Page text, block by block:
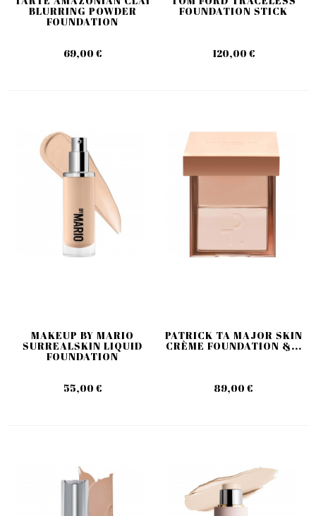
BLURRING POWDER
FOUNDATION
69,00 €
FOUNDATION STICK
120,00 €
MAKEUP BY MARIO
SURREALSKIN LIQUID
FOUNDATION
55,00 €
PATRICK TA MAJOR SKIN
CRÈME FOUNDATION &...
89,00 €